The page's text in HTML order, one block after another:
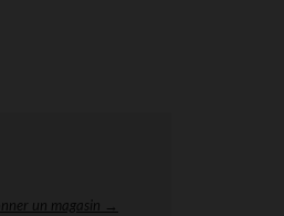
un magasin →